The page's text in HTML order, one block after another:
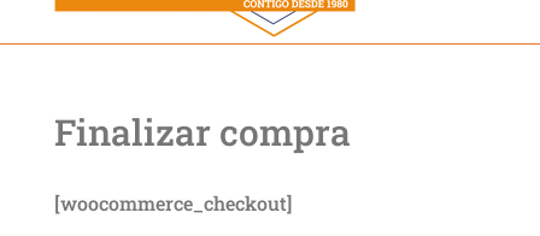
Finalizar compra
[woocommerce_checkout]